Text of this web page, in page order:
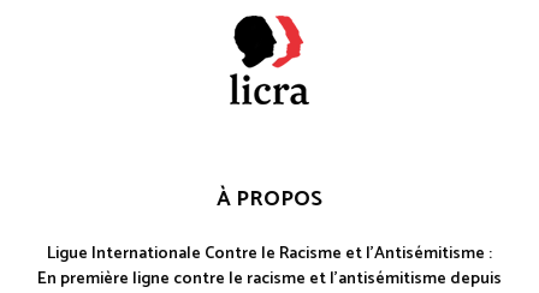
À PROPOS
Ligue Internationale Contre le Racisme et l'Antisémitisme :
En première ligne contre le racisme et l'antisémitisme depuis